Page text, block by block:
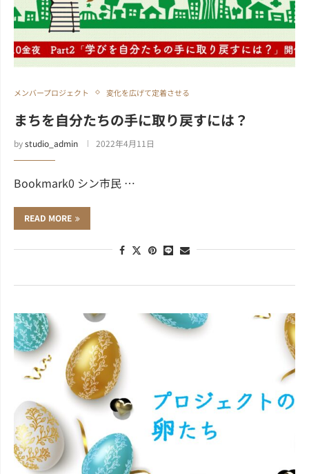
メンバープロジェクト 変化を広げて定着させる
まちを自分たちの手に取り戻すには？
bystudio_admin 2022年4月11日
Bookmark0 シン市民 …
READ MORE